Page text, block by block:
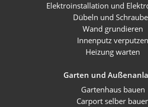
Elektroinstallation und
Dübeln und
Wand grundieren
Innenputz verputzen
Heizung warten
Garten und
Gartenhaus bauen
Carport selber